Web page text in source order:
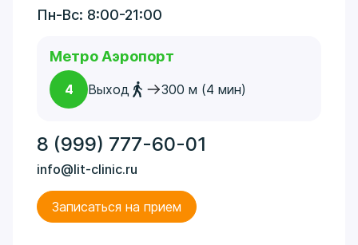
Пн-Вс: 8:00-21:00
Метро Аэропорт
4 Выход 300 м (4 мин)
8 (999) 777-60-01
info@lit-clinic.ru
Записаться на прием